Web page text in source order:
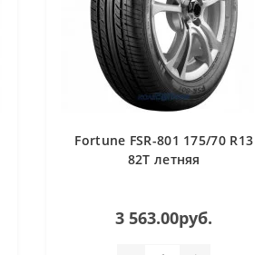
Fortune FSR-801 175/70 R13
82T летняя
3 563.00руб.